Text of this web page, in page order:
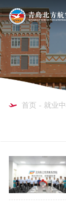
首页 - 就业